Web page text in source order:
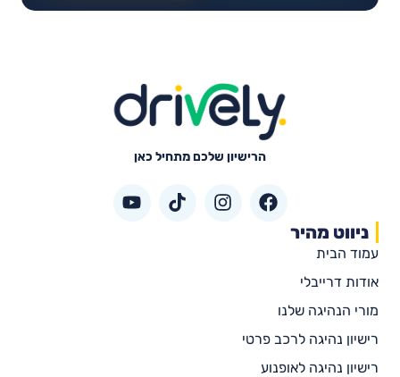
הרישיון שלכם מתחיל כאן
ניווט מהיר
עמוד הבית
אודות דרייבלי
מורי הנהיגה שלנו
רישיון נהיגה לרכב פרטי
רישיון נהיגה לאופנוע